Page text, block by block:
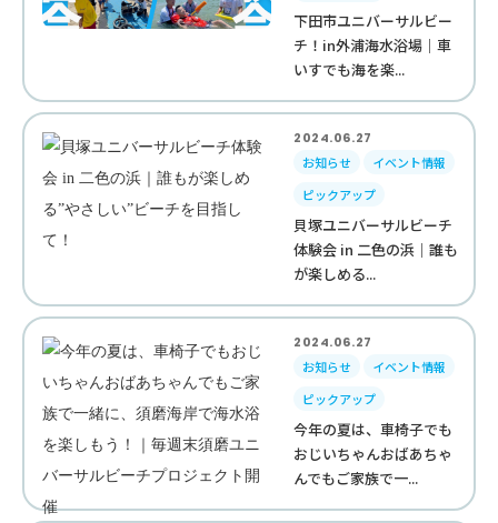
下田市ユニバーサルビー
チ！in外浦海水浴場｜車
いすでも海を楽...
2024.06.27
お知らせ
イベント情報
ピックアップ
貝塚ユニバーサルビーチ
体験会 in 二色の浜｜誰も
が楽しめる...
2024.06.27
お知らせ
イベント情報
ピックアップ
今年の夏は、車椅子でも
おじいちゃんおばあちゃ
んでもご家族で一...